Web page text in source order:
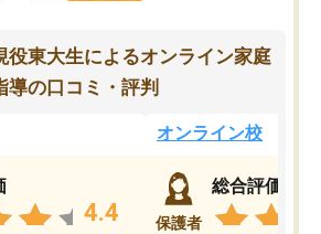
役東大生によるオンライン家庭
導の口コミ・評判
4.4
オンライン校
保護者
総合評価